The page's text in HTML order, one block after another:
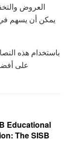
العروض
يمكن أن يسهم
باستخدام هذه
على
Educational
The SISB